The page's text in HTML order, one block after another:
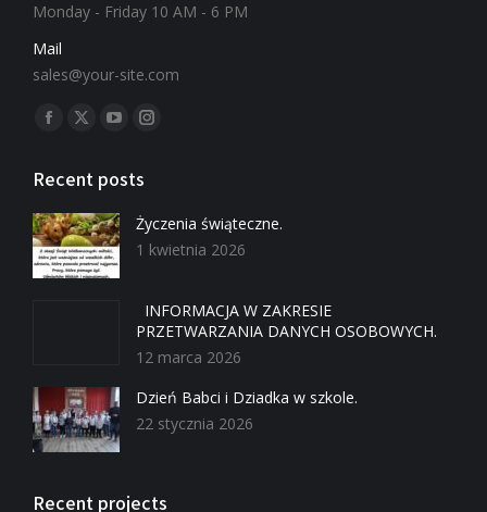
Monday - Friday 10 AM - 6 PM
Mail
sales@your-site.com
Znajdź nas na:
Recent posts
Życzenia świąteczne.
1 kwietnia 2026
INFORMACJA W ZAKRESIE
PRZETWARZANIA DANYCH OSOBOWYCH.
12 marca 2026
Dzień Babci i Dziadka w szkole.
22 stycznia 2026
Recent projects